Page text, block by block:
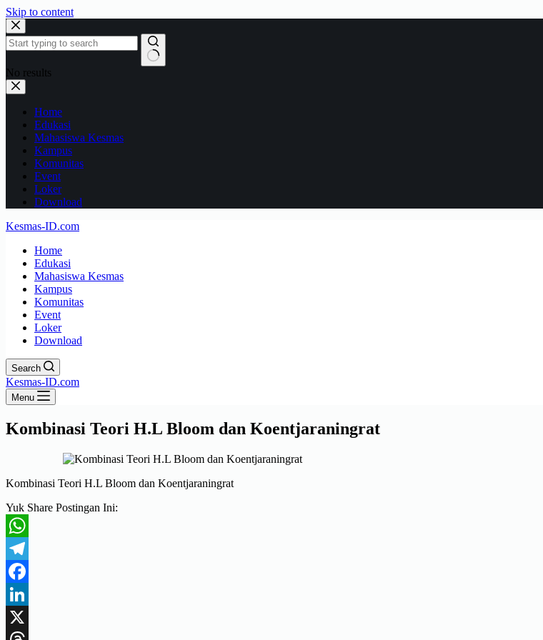
Skip to content
No results
Home
Edukasi
Mahasiswa Kesmas
Kampus
Komunitas
Event
Loker
Download
Kesmas-ID.com
Home
Edukasi
Mahasiswa Kesmas
Kampus
Komunitas
Event
Loker
Download
Search
Kesmas-ID.com
Menu
Kombinasi Teori H.L Bloom dan Koentjaraningrat
Kombinasi Teori H.L Bloom dan Koentjaraningrat
Yuk Share Postingan Ini:
WhatsApp
Telegram
Facebook
LinkedIn